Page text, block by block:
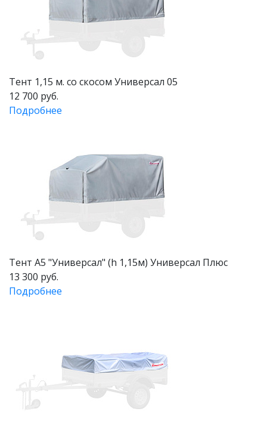
Тент 1,15 м. со скосом Универсал 05
12 700 руб.
Подробнее
Тент А5 "Универсал" (h 1,15м) Универсал Плюс
13 300 руб.
Подробнее